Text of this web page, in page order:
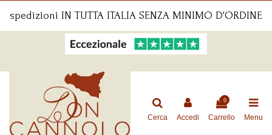
spedizioni IN TUTTA ITALIA SENZA MINIMO D'ORDINE
costo fisso 5 €
Cerca Accedi
0
Carrello Menu